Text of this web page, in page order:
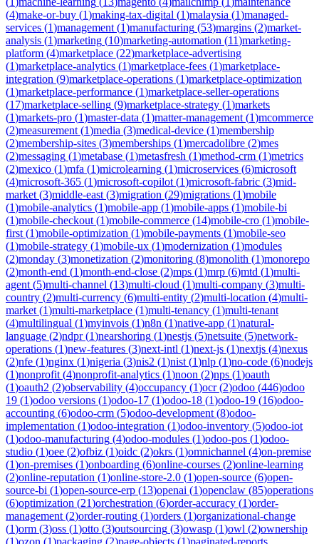
(4)make-or-buy (1)making-tax-digital (1)malaysia (1)managed-
services (1)management (1)manufacturing (53)margins (2)market-
analysis (1)marketing (10)marketing-automation (11)marketing-
platform (4)marketplace (22)marketplace-advertising
(1)marketplace-analytics (1)marketplace-fees (1)marketplace-
integration (9)marketplace-operations (1)marketplace-optimization
(1)marketplace-performance (1)marketplace-seller-operations
(17)marketplace-selling (9)marketplace-strategy (1)markets
(1)markets-pro (1)master-data (1)matter-management (1)mcommerce
(2)measurement (1)media (3)medical-device (1)membership
(2)membership-sites (3)memberships (1)mercadolibre (2)mes
(2)messaging (1)metabase (1)metasfresh (1)method-crm (1)metrics
(2)mexico (1)mfa (1)microlearning (1)microservices (6)microsoft
(4)microsoft-365 (1)microsoft-copilot (1)microsoft-fabric (3)mid-
market (3)middle-east (3)migration (29)migrations (1)mobile
(1)mobile-analytics (1)mobile-app (1)mobile-apps (1)mobile-bi
(1)mobile-checkout (1)mobile-commerce (14)mobile-cro (1)mobile-
first (1)mobile-optimization (1)mobile-payments (1)mobile-seo
(1)mobile-strategy (1)mobile-ux (1)modernization (1)modules
(2)monday (3)monetization (2)monitoring (8)monolith (1)monorepo
(2)month-end (1)month-end-close (2)mps (1)mrp (6)mtd (1)multi-
agent (5)multi-channel (13)multi-cloud (1)multi-company (3)multi-
country (2)multi-currency (6)multi-entity (2)multi-location (4)multi-
market (1)multi-marketplace (1)multi-tenancy (1)multi-tenant
(4)multilingual (1)myinvois (1)n8n (1)native-app (1)natural-
language (2)ndpr(1)nearshoring (1)nestjs (5)netsuite (5)network-
operations (1)new-features (3)next-intl (1)next-js (1)nextjs (4)nexus
(2)nfe (1)nginx (1)nigeria (3)nis2 (1)nist (1)nlp (1)no-code (6)nodejs
(1)nonprofit (4)nonprofit-analytics (1)noon (2)nps (1)oauth
(1)oauth2 (2)observability (4)occupancy (1)ocr(2)odoo (446)odoo
19 (1)odoo versions (1)odoo-17 (1)odoo-18 (1)odoo-19 (16)odoo-
accounting (6)odoo-crm (5)odoo-development (8)odoo-
implementation (1)odoo-integration (1)odoo-inventory (5)odoo-iot
(1)odoo-manufacturing (4)odoo-modules (1)odoo-pos (1)odoo-
studio (1)oee (2)ofbiz (1)oidc (2)okrs (1)omnichannel (4)on-premise
(1)on-premises (1)onboarding (6)online-courses (2)online-learning
(2)online-reputation (1)online-store-2.0 (1)open-source (6)open-
source-bi (1)open-source-erp (13)openai (1)openclaw (85)operations
(6)optimization (21)orchestration (6)order-accuracy (1)order-
management (2)order-routing (1)orders (1)organizational-change
(1)orm (3)oss (1)otto (3)outsourcing (3)owasp (1)owl (2)ownership
(1)ozon (1)packaging (2)page-objects (1)paginated-reports